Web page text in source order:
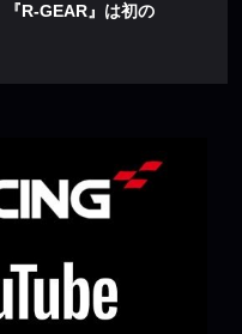
R-GEAR』は初の